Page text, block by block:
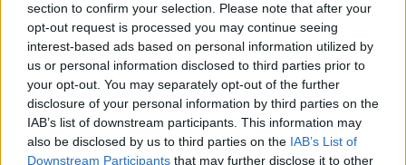
section to confirm your selection. Please note that after your
opt-out request is processed you may continue seeing
interest-based ads based on personal information utilized by
us or personal information disclosed to third parties prior to
your opt-out. You may separately opt-out of the further
disclosure of your personal information by third parties on the
IAB’s list of downstream participants. This information may
also be disclosed by us to third parties on the IAB’s List of
Downstream Participants that may further disclose it to other
Nem ez volt az első eset
Linekert 2023 márciusában már egyszer rövid
időre felfüggesztették a BBC-től, miután a
brit kormány bevándorlási politikáját az
1930-as évek náci Németországához